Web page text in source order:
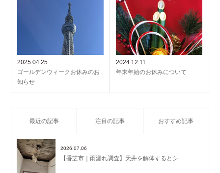
2025.04.25
ゴールデンウィークお休みのお
知らせ
2024.12.11
年末年始のお休みについて
最近の記事 注目の記事 おすすめ記事
2026.07.06
【香芝市｜雨漏れ調査】天井を解体するとシ…